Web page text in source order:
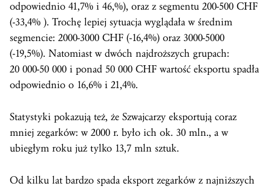
odpowiednio 41,7% i 46,%), oraz z segmentu 200-500 CHF
(-33,4% ). Trochę lepiej sytuacja wyglądała w średnim
segmencie: 2000-3000 CHF (-16,4%) oraz 3000-5000
(-19,5%). Natomiast w dwóch najdroższych grupach:
20 000-50 000 i ponad 50 000 CHF wartość eksportu spadła
odpowiednio o 16,6% i 21,4%.
Statystyki pokazują też, że Szwajcarzy eksportują coraz
mniej zegarków: w 2000 r. było ich ok. 30 mln., a w
ubiegłym roku już tylko 13,7 mln sztuk.
Od kilku lat bardzo spada eksport zegarków z najniższych